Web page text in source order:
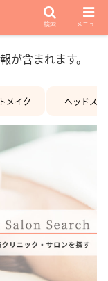
が含まれます。
メイク ヘッドスパ
検索 メニュー